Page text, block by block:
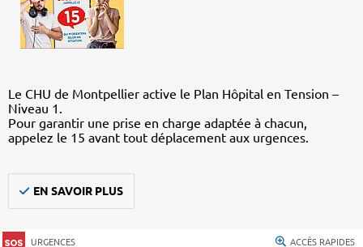
Le CHU de Montpellier active le Plan Hôpital en Tension –
Niveau 1.
Pour garantir une prise en charge adaptée à chacun,
appelez le 15 avant tout déplacement aux urgences.
EN SAVOIR PLUS
URGENCES ACCÈS RAPIDES